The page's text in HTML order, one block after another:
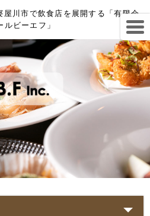
屋川市で飲食店を展開する「有限会
ルビーエフ」